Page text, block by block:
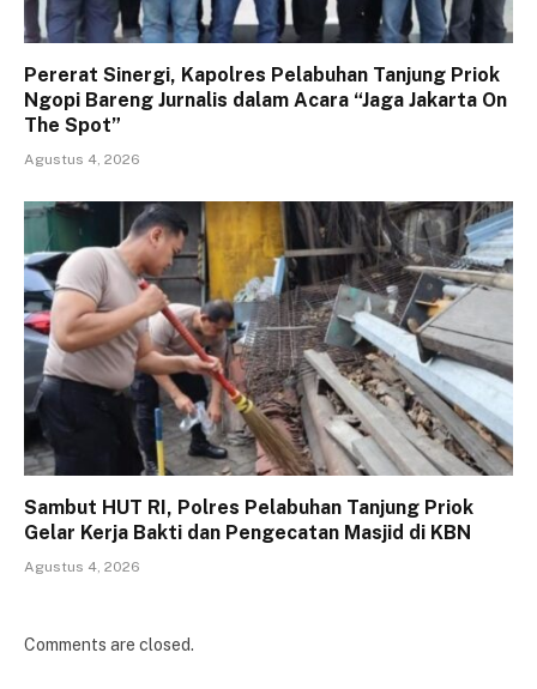
Pererat Sinergi, Kapolres Pelabuhan Tanjung Priok
Ngopi Bareng Jurnalis dalam Acara “Jaga Jakarta On
The Spot”
Agustus 4, 2026
Sambut HUT RI, Polres Pelabuhan Tanjung Priok
Gelar Kerja Bakti dan Pengecatan Masjid di KBN
Agustus 4, 2026
Comments are closed.